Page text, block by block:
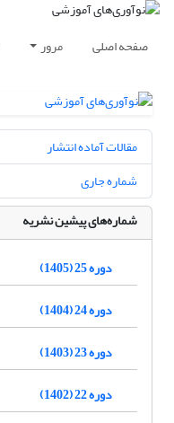
صفحه اصلی مرور
مقالات آماده انتشار
شماره جاری
شماره‌های پیشین نشریه
دوره 25 (1405)
دوره 24 (1404)
دوره 23 (1403)
دوره 22 (1402)